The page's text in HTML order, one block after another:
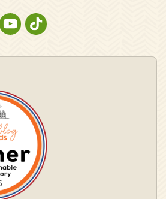
FACEBOOK
OP INSTAGRAM
OP PINTEREST
NATURESCANNER OP YOUTUBE
NATURESCANNER OP TIKTOK